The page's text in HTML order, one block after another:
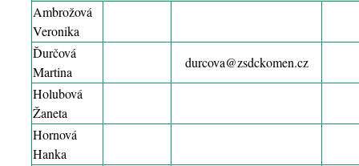
Ambrožová
Veronika
Ďurčová
Martina
durcova@zsdckomen.cz
Holubová
Žaneta
Hornová
Hanka